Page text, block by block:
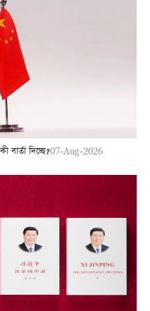
বার্তা দিচ্ছে?07-Aug-2026